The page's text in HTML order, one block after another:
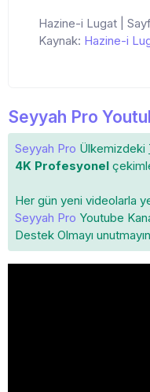
Hazine-i Lugat |
Kaynak: Hazine-i
Seyyah Pro
Seyyah Pro Ülkemizdeki
4K Profesyonel
Her gün yeni videolarla
Seyyah Pro Youtube
Destek Olmayı